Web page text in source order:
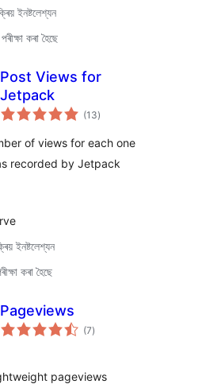
ইনষ্টলেশ্যন
কৰা হৈছে
Post Views for
Jetpack
(13টা
মুঠ)
of views for each one
recorded by Jetpack
ইনষ্টলেশ্যন
কৰা হৈছে
Pageviews
(7টা
মুঠ)
pageviews